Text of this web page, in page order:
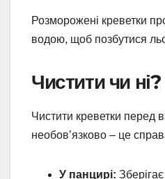
Розморожені креветки
водою, щоб позбутися
Чистити чи ні?
Чистити креветки перед
необов’язково – це
У панцирі: